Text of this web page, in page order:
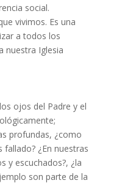
social.
vivimos. Es una
a todos los
nuestra Iglesia
ojos del Padre y el
profundas, ¿como
¿En nuestras
y escuchados?, ¿la
son parte de la